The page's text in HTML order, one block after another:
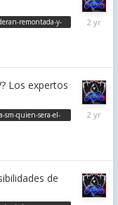
remontada-y-
October
28,
Los expertos
quien-sera-el-
October
28,
de